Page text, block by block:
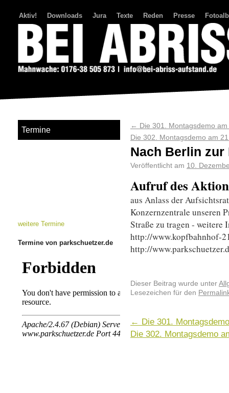
Aktiv! Downloads Jura Texte Reden Presse
← Die 301. Montagsdemo
Die 302. Montagsdemo am
Nach Berlin zur
Veröffentlicht am 10.
Aufruf des
aus Anlass der
Konzernzentrale unseren
Straße zu tragen - weitere
http://www.kopfbahnhof-
http://
Dieser Beitrag wurde unter
Lesezeichen für den
← Die 301.
Die 302. Montagsdemo
Termine
weitere Termine
Termine von parkschuetzer.de